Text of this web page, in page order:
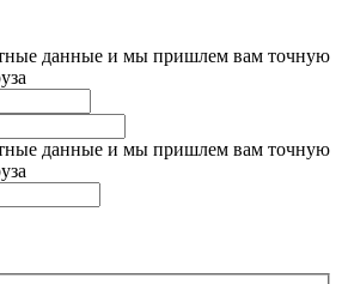
данные и мы пришлем вам точную
данные и мы пришлем вам точную